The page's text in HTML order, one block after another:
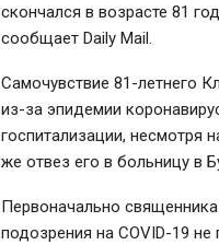
скончался в возрасте 81
сообщает Daily Mail.
Самочувствие 81-летнего
из-за эпидемии
госпитализации, несмотря
же отвез его в больницу в
Первоначально
подозрения на COVID-19